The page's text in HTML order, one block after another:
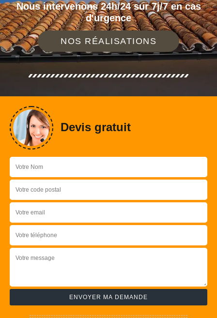
Nous intervenons 24h/24 sur 7j/7 en cas
d'urgence
NOS RÉALISATIONS
Devis gratuit